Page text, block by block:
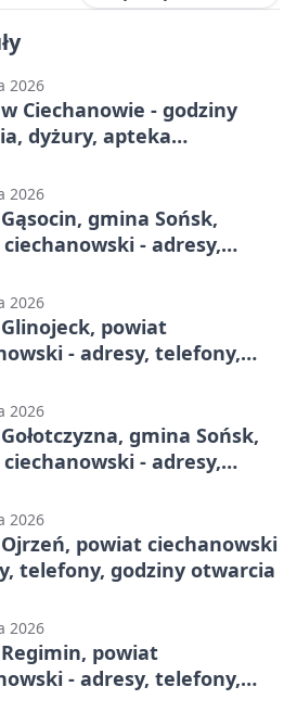
2026
Ciechanowie - godziny
dyżury, apteka
2026
gmina Sońsk,
- adresy,
2026
powiat
- adresy, telefony,
2026
gmina Sońsk,
- adresy,
2026
powiat ciechanowski
telefony, godziny otwarcia
2026
powiat
- adresy, telefony,